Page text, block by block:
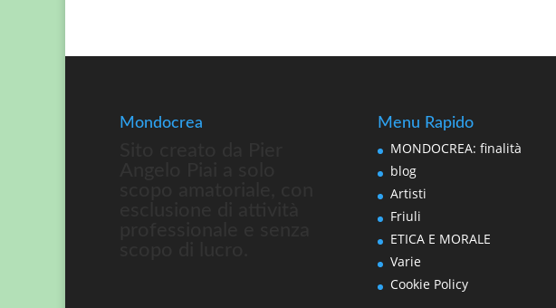
Mondocrea Menu Rapido
MONDOCREA: finalità
blog
Artisti
Friuli
ETICA E MORALE
Varie
Cookie Policy